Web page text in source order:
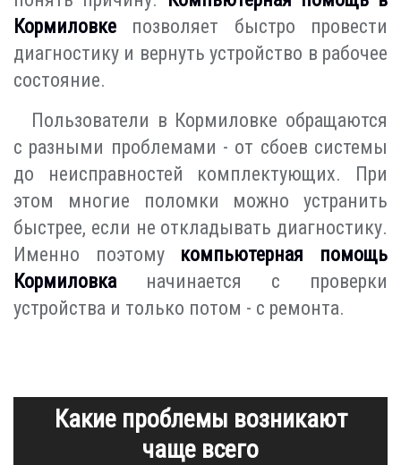
Кормиловке позволяет быстро провести
диагностику и вернуть устройство в рабочее
состояние.
Пользователи в Кормиловке обращаются
с разными проблемами - от сбоев системы
до неисправностей комплектующих. При
этом многие поломки можно устранить
быстрее, если не откладывать диагностику.
Именно поэтому компьютерная помощь
Кормиловка начинается с проверки
устройства и только потом - с ремонта.
Какие проблемы возникают
чаще всего